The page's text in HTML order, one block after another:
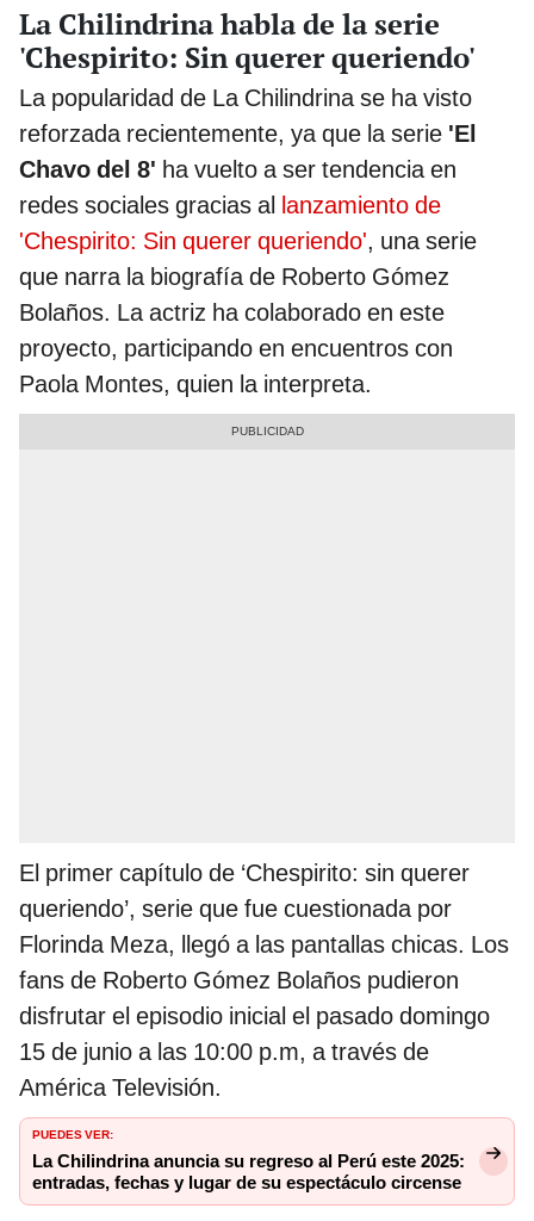
La Chilindrina habla de la serie
'Chespirito: Sin querer queriendo'
La popularidad de La Chilindrina se ha visto
reforzada recientemente, ya que la serie 'El
Chavo del 8' ha vuelto a ser tendencia en
redes sociales gracias al lanzamiento de
'Chespirito: Sin querer queriendo', una serie
que narra la biografía de Roberto Gómez
Bolaños. La actriz ha colaborado en este
proyecto, participando en encuentros con
Paola Montes, quien la interpreta.
El primer capítulo de ‘Chespirito: sin querer
queriendo’, serie que fue cuestionada por
Florinda Meza, llegó a las pantallas chicas. Los
fans de Roberto Gómez Bolaños pudieron
disfrutar el episodio inicial el pasado domingo
15 de junio a las 10:00 p.m, a través de
América Televisión.
PUEDES VER:
La Chilindrina anuncia su regreso al Perú este 2025:
entradas, fechas y lugar de su espectáculo circense